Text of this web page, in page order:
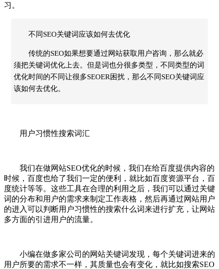
习。
不同SEO关键词应该如何去优化
传统的SEO如果想要通过网站获取用户咨询，那么就必
须把关键词优化上去。但是词也分很多类型，不同类型的词
优化时间的不同让很多SEOER困扰，那么不同SEO关键词应
该如何去优化。
用户习惯性搜索词汇
我们在做网站SEO优化的时候，我们在给百度提供内容的
时候，百度也给了我们一定的便利，就比如百度资源平台，百
度统计等等。这些工具在合理的利用之后，我们可以通过关键
词的分布和用户的需求来制定工作表格，然后再通过网站用户
的进入可以判断用户习惯性的搜索什么词来进行扩充，让网站
多方面的引进用户的流量。
小编在做多家公司的网站关键词发现，每个关键词进来的
用户所要的需求不一样，其质量也会有变化，就比如搜索SEO